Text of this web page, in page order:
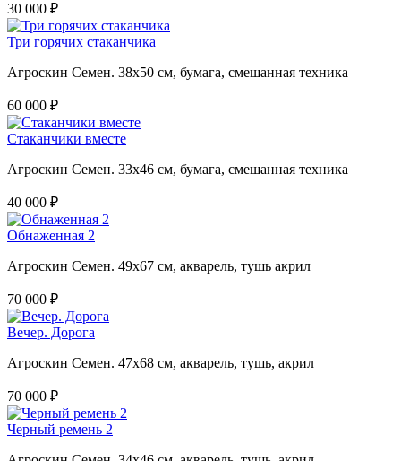
30 000 ₽
Три горячих стаканчика
Агроскин Семен. 38х50 см, бумага, смешанная техника
60 000 ₽
Стаканчики вместе
Агроскин Семен. 33х46 см, бумага, смешанная техника
40 000 ₽
Обнаженная 2
Агроскин Семен. 49х67 см, акварель, тушь акрил
70 000 ₽
Вечер. Дорога
Агроскин Семен. 47х68 см, акварель, тушь, акрил
70 000 ₽
Черный ремень 2